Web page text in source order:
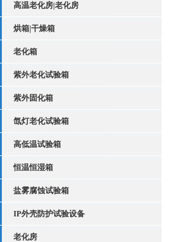
高温老化房|老化房
烘箱|干燥箱
老化箱
紫外老化试验箱
紫外固化箱
氙灯老化试验箱
高低温试验箱
恒温恒湿箱
盐雾腐蚀试验箱
IP外壳防护试验设备
老化房